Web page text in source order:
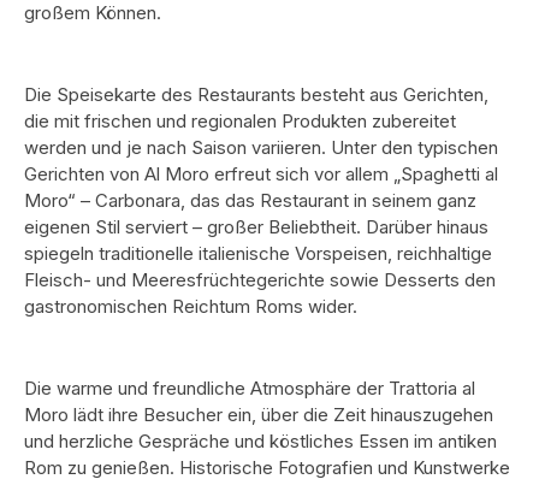
großem Können.
Die Speisekarte des Restaurants besteht aus Gerichten,
die mit frischen und regionalen Produkten zubereitet
werden und je nach Saison variieren. Unter den typischen
Gerichten von Al Moro erfreut sich vor allem „Spaghetti al
Moro“ – Carbonara, das das Restaurant in seinem ganz
eigenen Stil serviert – großer Beliebtheit. Darüber hinaus
spiegeln traditionelle italienische Vorspeisen, reichhaltige
Fleisch- und Meeresfrüchtegerichte sowie Desserts den
gastronomischen Reichtum Roms wider.
Die warme und freundliche Atmosphäre der Trattoria al
Moro lädt ihre Besucher ein, über die Zeit hinauszugehen
und herzliche Gespräche und köstliches Essen im antiken
Rom zu genießen. Historische Fotografien und Kunstwerke